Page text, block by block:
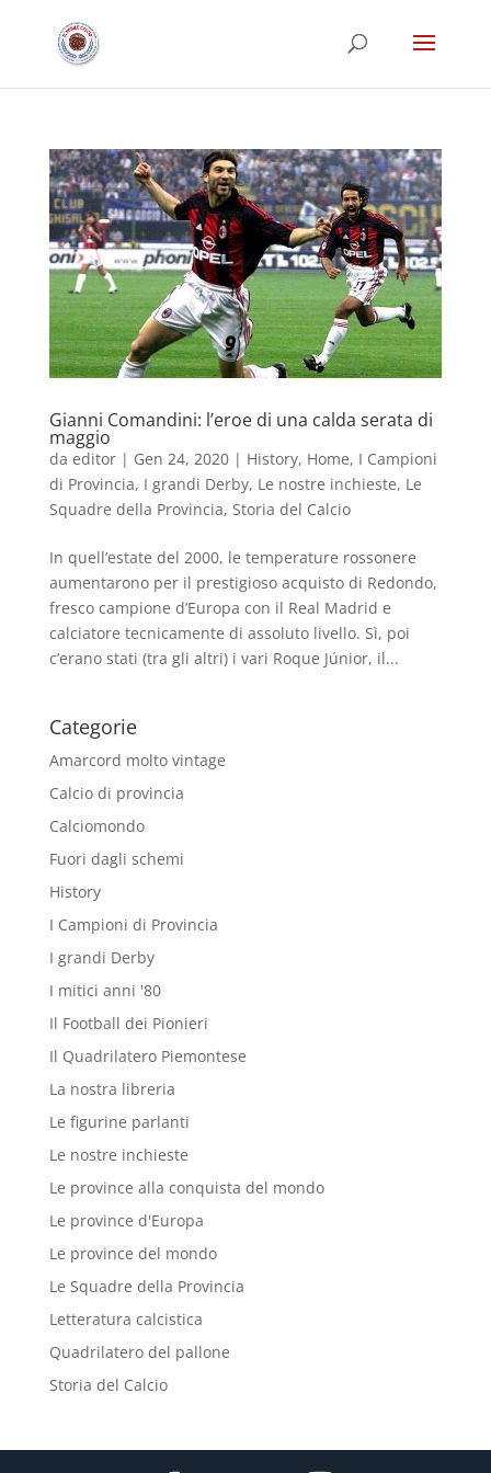
Gianni Comandini: l’eroe di una calda serata di
maggio
da editor| Gen 24, 2020| History, Home, I Campioni
di Provincia, I grandi Derby, Le nostre inchieste, Le
Squadre della Provincia, Storia del Calcio
In quell’estate del 2000, le temperature rossonere
aumentarono per il prestigioso acquisto di Redondo,
fresco campione d’Europa con il Real Madrid e
calciatore tecnicamente di assoluto livello. Sì, poi
c’erano stati (tra gli altri) i vari Roque Júnior, il...
Categorie
Amarcord molto vintage
Calcio di provincia
Calciomondo
Fuori dagli schemi
History
I Campioni di Provincia
I grandi Derby
I mitici anni '80
Il Football dei Pionieri
Il Quadrilatero Piemontese
La nostra libreria
Le figurine parlanti
Le nostre inchieste
Le province alla conquista del mondo
Le province d'Europa
Le province del mondo
Le Squadre della Provincia
Letteratura calcistica
Quadrilatero del pallone
Storia del Calcio